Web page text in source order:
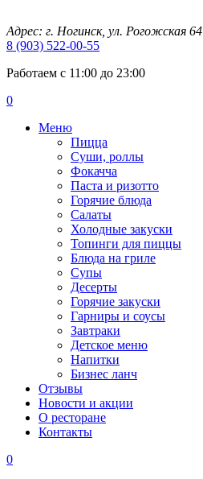
Адрес: г. Ногинск, ул. Рогожская 64
8 (903) 522-00-55
Работаем с 11:00 до 23:00
0
Меню
Пицца
Суши, роллы
Фокачча
Паста и ризотто
Горячие блюда
Салаты
Холодные закуски
Топинги для пиццы
Блюда на гриле
Супы
Десерты
Горячие закуски
Гарниры и соусы
Завтраки
Детское меню
Напитки
Бизнес ланч
Отзывы
Новости и акции
О ресторане
Контакты
0